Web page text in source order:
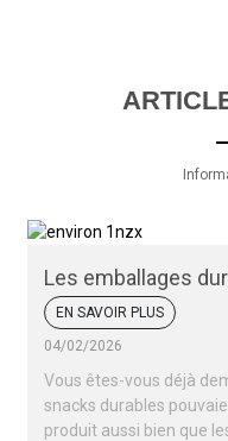
Les emballages
peuvent-ils
EN SAVOIR PLUS
04/02/2026
Vous êtes-vous déjà
snacks durables
produit aussi bien que